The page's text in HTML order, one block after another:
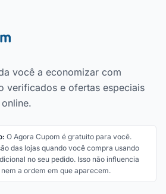
você a economizar com
verificados e ofertas especiais
O Agora Cupom é gratuito para você.
das lojas quando você compra usando
no seu pedido. Isso não influencia
a ordem em que aparecem.